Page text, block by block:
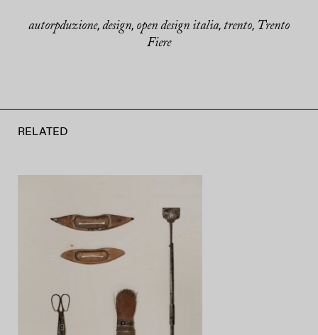
autorpduzione, design, open design italia, trento, Trento
Fiere
RELATED